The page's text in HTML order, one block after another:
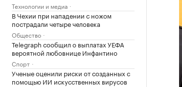
Технологии и медиа
В Чехии при нападении с ножом
пострадали четыре человека
Общество
Telegraph сообщил о выплатах УЕФА
вероятной любовнице Инфантино
Спорт
Ученые оценили риски от созданных с
помощью ИИ искусственных вирусов